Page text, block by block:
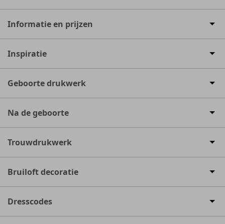
Informatie en prijzen
Inspiratie
Geboorte drukwerk
Na de geboorte
Trouwdrukwerk
Bruiloft decoratie
Dresscodes